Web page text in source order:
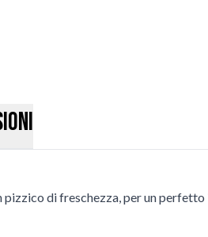
di freschezza, per un perfetto